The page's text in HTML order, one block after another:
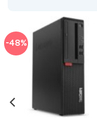
-48%